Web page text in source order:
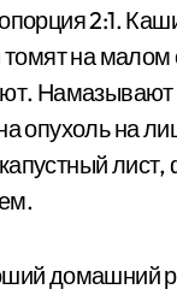
2:1.
томят на малом
Намазывают
опухоль на
лист,
домашний